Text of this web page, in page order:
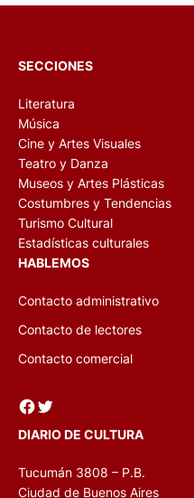
SECCIONES
Literatura
Música
Cine y Artes Visuales
Teatro y Danza
Museos y Artes Plásticas
Costumbres y Tendencias
Turismo Cultural
Estadísticas culturales
HABLEMOS
Contacto administrativo
Contacto de lectores
Contacto comercial
Facebook Twitter
DIARIO DE CULTURA
Tucumán 3808 – P.B.
Ciudad de Buenos Aires